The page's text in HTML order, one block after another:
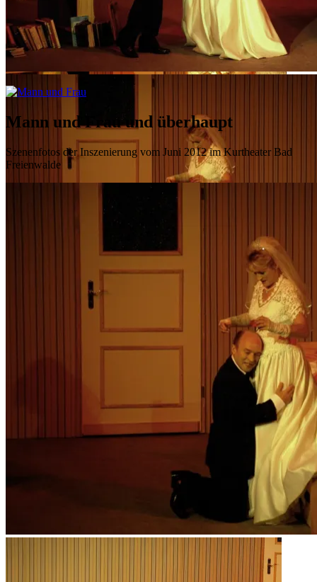
Mann und Frau und überhaupt
Szenenfotos der Inszenierung vom Juni 2012 im Kurtheater Bad
Freienwalde